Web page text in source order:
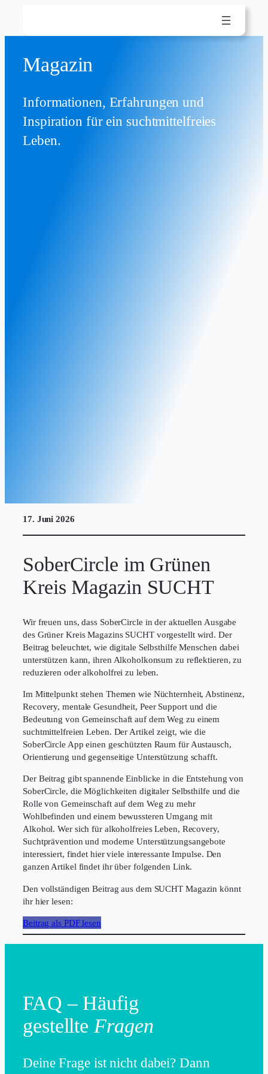
springen
Magazin
Informationen, Erfahrungen und
Inspiration für ein suchtmittelfreies
Leben.
17. Juni 2026
SoberCircle im Grünen
Kreis Magazin SUCHT
Wir freuen uns, dass SoberCircle in der aktuellen Ausgabe
des Grüner Kreis Magazins SUCHT vorgestellt wird. Der
Beitrag beleuchtet, wie digitale Selbsthilfe Menschen dabei
unterstützen kann, ihren Alkoholkonsum zu reflektieren, zu
reduzieren oder alkoholfrei zu leben.
Im Mittelpunkt stehen Themen wie Nüchternheit, Abstinenz,
Recovery, mentale Gesundheit, Peer Support und die
Bedeutung von Gemeinschaft auf dem Weg zu einem
suchtmittelfreien Leben. Der Artikel zeigt, wie die
SoberCircle App einen geschützten Raum für Austausch,
Orientierung und gegenseitige Unterstützung schafft.
Der Beitrag gibt spannende Einblicke in die Entstehung von
SoberCircle, die Möglichkeiten digitaler Selbsthilfe und die
Rolle von Gemeinschaft auf dem Weg zu mehr
Wohlbefinden und einem bewussteren Umgang mit
Alkohol. Wer sich für alkoholfreies Leben, Recovery,
Suchtprävention und moderne Unterstützungsangebote
interessiert, findet hier viele interessante Impulse. Den
ganzen Artikel findet ihr über folgenden Link.
Den vollständigen Beitrag aus dem SUCHT Magazin könnt
ihr hier lesen:
Beitrag als PDF lesen
FAQ – Häufig
gestellte Fragen
Deine Frage ist nicht dabei? Dann